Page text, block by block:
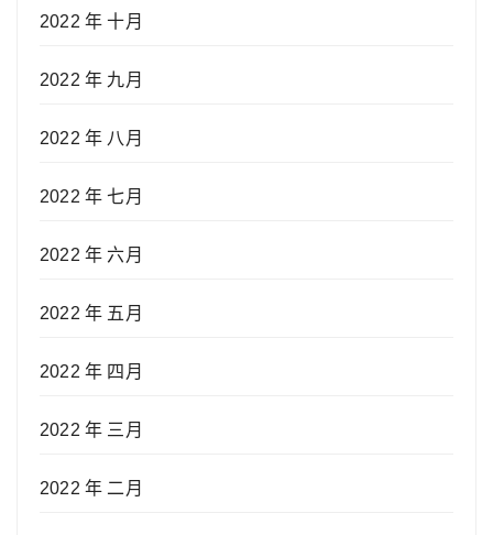
2022 年 十月
2022 年 九月
2022 年 八月
2022 年 七月
2022 年 六月
2022 年 五月
2022 年 四月
2022 年 三月
2022 年 二月